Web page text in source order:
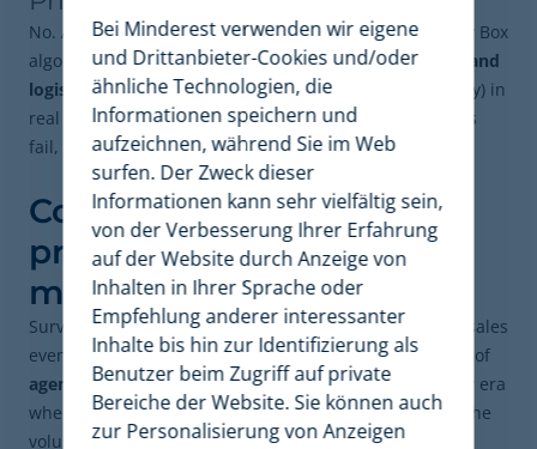
No. Although price is a heavily weighted factor, the Buy Box
algorithm evaluates the combination of thefinal price and
logistical efficiency(such as Same-Day delivery capacity) in
real time, along with the seller's history. If your logistics
fail, a low price won't secure the Buy Box.
Conclusion: The future of
promotional strategies on
marketplaces
Surviving and thriving in the world's most competitive sales
event requires abandoning static approaches. The rise of
agentic commerceand the new June dates mark a new era
where only automated price intelligencecan process the
volume of variables necessary to protectcorporate
Bei Minderest verwenden wir eigene
und Drittanbieter-Cookies und/oder
ähnliche Technologien, die
Informationen speichern und
aufzeichnen, während Sie im Web
surfen. Der Zweck dieser
Informationen kann sehr vielfältig sein,
von der Verbesserung Ihrer Erfahrung
auf der Website durch Anzeige von
Inhalten in Ihrer Sprache oder
Empfehlung anderer interessanter
Inhalte bis hin zur Identifizierung als
Benutzer beim Zugriff auf private
Bereiche der Website. Sie können auch
zur Personalisierung von Anzeigen